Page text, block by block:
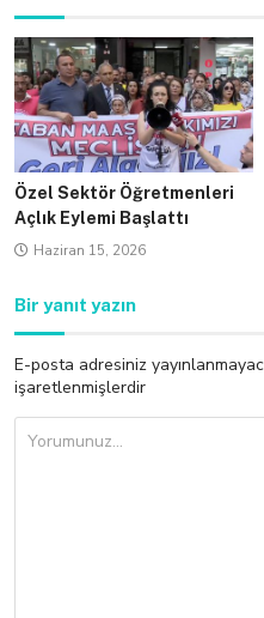
Özel Sektör Öğretmenleri
Açlık Eylemi Başlattı
Haziran 15, 2026
Bir yanıt yazın
E-posta adresiniz
işaretlenmişlerdir